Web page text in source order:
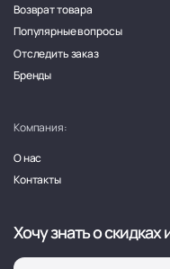
Возврат товара
Популярные вопросы
Отследить заказ
Бренды
Компания:
О нас
Контакты
Хочу знать о скидках